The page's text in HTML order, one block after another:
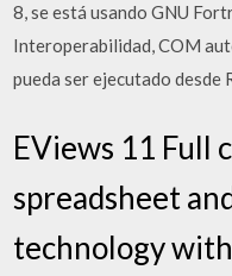
8, se está usando GNU
Interoperabilidad, COM
pueda ser ejecutado
EViews 11 Full
spreadsheet
technology